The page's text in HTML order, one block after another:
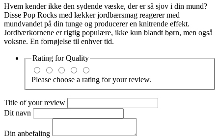
Hvem kender ikke den sydende væske, der er så sjov i din mund?
Disse Pop Rocks med lækker jordbærsmag reagerer med
mundvandet på din tunge og producerer en knitrende effekt.
Jordbærkornene er rigtig populære, ikke kun blandt børn, men også
voksne. En fornøjelse til enhver tid.
Rating forQuality
Please choose a rating for your review.
Title of your review
Dit navn
Din anbefaling